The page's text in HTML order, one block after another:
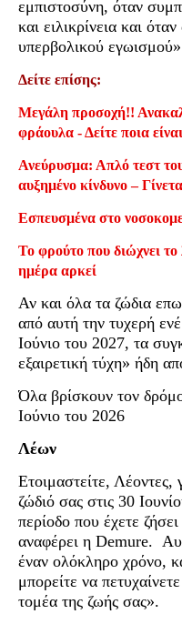
εμπιστοσύνη, όταν
και ειλικρίνεια και
υπερβολικού
Δείτε επίσης:
Μεγάλη προσοχή!!
φράουλα - Δείτε ποια είναι
Ανεύρυσμα: Απλό τεστ
αυξημένο κίνδυνο –
Εσπευσμένα στο
Το φρούτο που διώχνει το
ημέρα αρκεί
Αν και όλα τα ζώδια
από αυτή την τυχερή
Ιούνιο του 2027, τα
εξαιρετική τύχη» ήδη
Όλα βρίσκουν τον
Ιούνιο του 2026
Λέων
Ετοιμαστείτε, Λέοντες,
ζώδιό σας στις 30
περίοδο που έχετε
αναφέρει η Demure.
έναν ολόκληρο χρόνο,
μπορείτε να
τομέα της ζωής σας».